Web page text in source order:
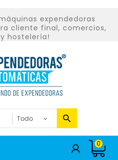
expendedoras
cliente final, comercios,
hostelería!
0